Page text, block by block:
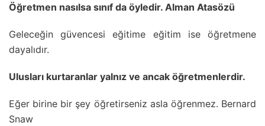
Öğretmen nasılsa sınıf da öyledir. Alman Atasözü
Geleceğin güvencesi eğitime eğitim ise öğretmene
dayalıdır.
Ulusları kurtaranlar yalnız ve ancak öğretmenlerdir.
Eğer birine bir şey öğretirseniz asla öğrenmez. Bernard
Snaw